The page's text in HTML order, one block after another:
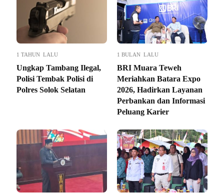
1 TAHUN LALU
Ungkap Tambang Ilegal,
Polisi Tembak Polisi di
Polres Solok Selatan
1 BULAN LALU
BRI Muara Teweh
Meriahkan Batara Expo
2026, Hadirkan Layanan
Perbankan dan Informasi
Peluang Karier